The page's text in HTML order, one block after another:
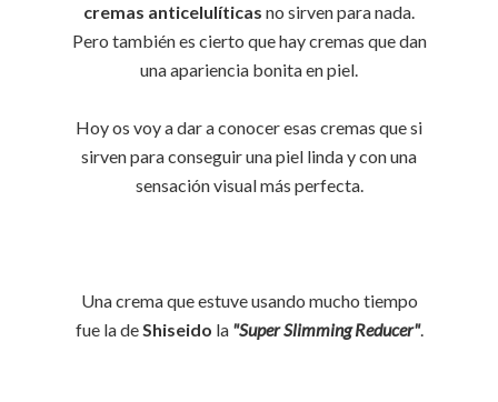
cremas anticelulíticas no sirven para nada.
Pero también es cierto que hay cremas que dan
una apariencia bonita en piel.
Hoy os voy a dar a conocer esas cremas que si
sirven para conseguir una piel linda y con una
sensación visual más perfecta.
Una crema que estuve usando mucho tiempo
fue la deShiseido la "Super Slimming Reducer".